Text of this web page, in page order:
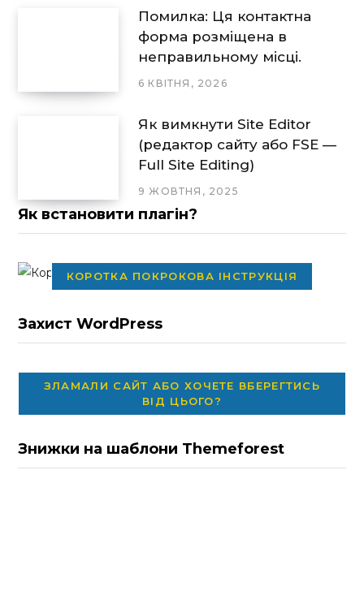
Помилка: Ця контактна
форма розміщена в
неправильному місці.
6 КВІТНЯ, 2026
Як вимкнути Site Editor
(редактор сайту або FSE —
Full Site Editing)
9 ЖОВТНЯ, 2025
Як встановити плагін?
КОРОТКА ПОКРОКОВА ІНСТРУКЦІЯ
Захист WordPress
ЗЛАМАЛИ САЙТ АБО ХОЧЕТЕ ВБЕРЕГТИСЬ
ВІД ЦЬОГО?
Знижки на шаблони Themeforest